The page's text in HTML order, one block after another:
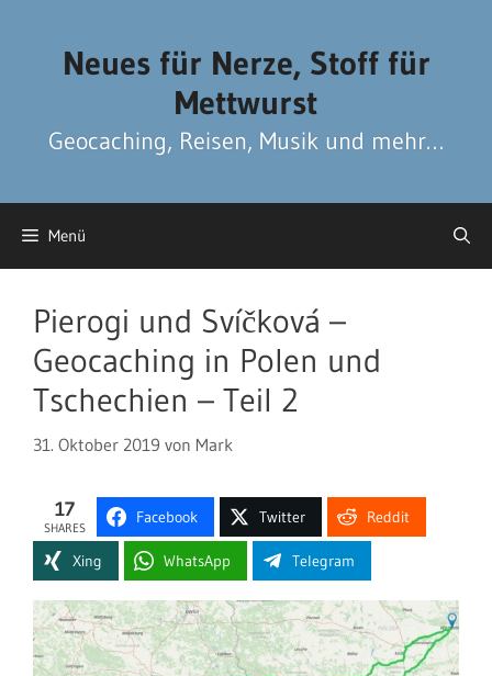
Neues für Nerze, Stoff für
Mettwurst
Geocaching, Reisen, Musik und mehr…
Menü
Pierogi und Svíčková –
Geocaching in Polen und
Tschechien – Teil 2
31. Oktober 2019 von Mark
17
SHARES
Facebook Twitter Reddit
Xing WhatsApp Telegram